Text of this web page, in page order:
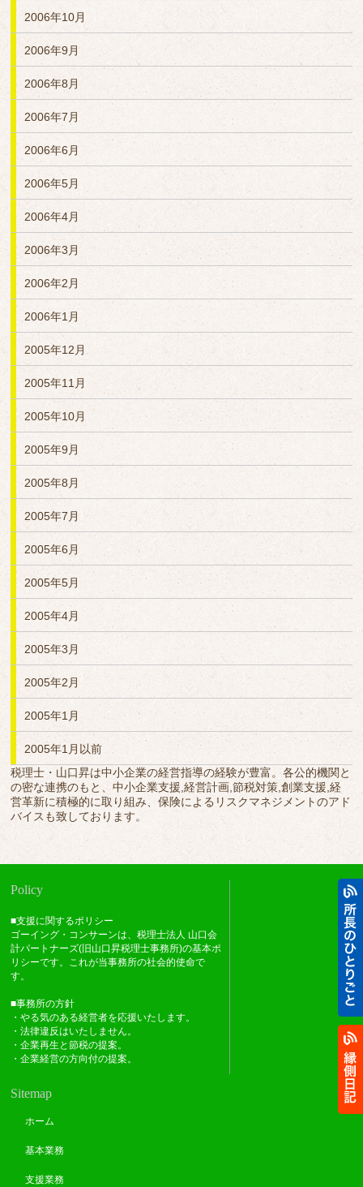
2006年10月
2006年9月
2006年8月
2006年7月
2006年6月
2006年5月
2006年4月
2006年3月
2006年2月
2006年1月
2005年12月
2005年11月
2005年10月
2005年9月
2005年8月
2005年7月
2005年6月
2005年5月
2005年4月
2005年3月
2005年2月
2005年1月
2005年1月以前
税理士・山口昇は中小企業の経営指導の経験が豊富。各公的機関と
の密な連携のもと、中小企業支援,経営計画,節税対策,創業支援,経
営革新に積極的に取り組み、保険によるリスクマネジメントのアド
バイスも致しております。
Policy
■支援に関するポリシー
ゴーイング・コンサーンは、税理士法人 山口会
計パートナーズ(旧山口昇税理士事務所)の基本ポ
リシーです。これが当事務所の社会的使命で
す。
■事務所の方針
・やる気のある経営者を応援いたします。
・法律違反はいたしません。
・企業再生と節税の提案。
・企業経営の方向付の提案。
Sitemap
ホーム
基本業務
支援業務